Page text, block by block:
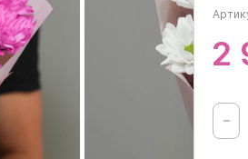
2
-